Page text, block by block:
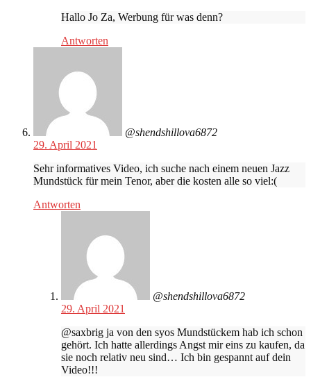
Hallo Jo Za, Werbung für was denn?
Antworten
@shendshillova6872
29. April 2021
Sehr informatives Video, ich suche nach einem neuen Jazz
Mundstück für mein Tenor, aber die kosten alle so viel:(
Antworten
@shendshillova6872
29. April 2021
@saxbrig ja von den syos Mundstückem hab ich schon
gehört. Ich hatte allerdings Angst mir eins zu kaufen, da
sie noch relativ neu sind… Ich bin gespannt auf dein
Video!!!